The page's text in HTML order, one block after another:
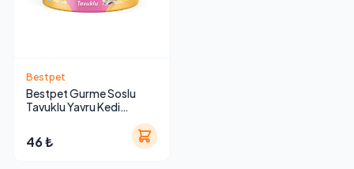
Bestpet
Bestpet Gurme Soslu
Tavuklu Yavru Kedi
46 ₺